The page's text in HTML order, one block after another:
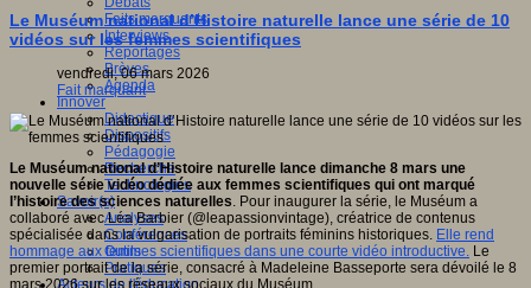
Faits marquants
Interviews
Reportages
Brèves
Agenda
Innover
Didactique
Dispositifs
Pédagogie
Recherche
Technologies
Savoir(s)
Analyses
Conférences
Outils
Pratiques
Acteurs de l'éducation
Le Muséum national d’Histoire naturelle lance une série de 10
vidéos sur les femmes scientifiques
vendredi, 06 mars 2026
Fait marquant
Le Muséum national d’Histoire naturelle lance dimanche 8 mars une
nouvelle série vidéo dédiée aux femmes scientifiques qui ont marqué
l’histoire des sciences naturelles. Pour inaugurer la série, le Muséum a
collaboré avec Léa Barbier (@leapassionvintage), créatrice de contenus
spécialisée dans la vulgarisation de portraits féminins historiques. Elle rend
hommage aux femmes scientifiques dans une courte vidéo introductive. Le
premier portrait de la série, consacré à Madeleine Basseporte sera dévoilé le 8
mars 2026 sur les réseaux sociaux du Muséum.